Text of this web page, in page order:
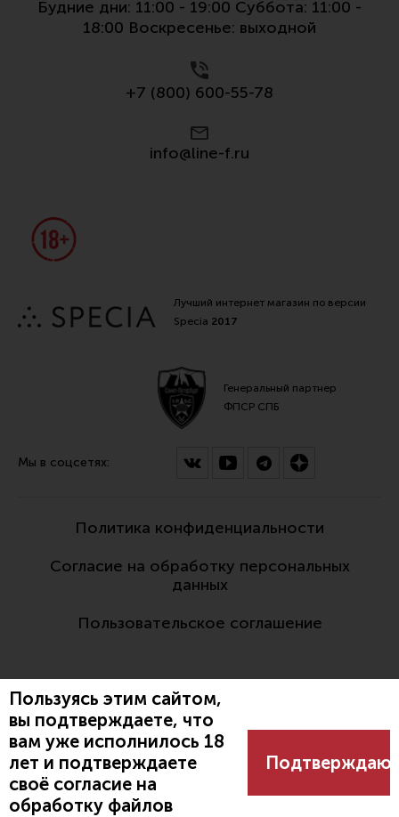
Пользуясь этим сайтом,
вы подтверждаете, что
вам уже исполнилось 18
лет и подтверждаете
своё согласие на
обработку файлов
Подтверждаю
Будние дни: 11:00 - 19:00 Суббота: 11:00 -
18:00 Воскресенье: выходной
+7 (800) 600-55-78
info@line-f.ru
Лучший интернет магазин по версии
Specia 2017
Генеральный партнер
ФПСР СПБ
Мы в соцсетях:
Политика конфиденциальности
Согласие на обработку персональных
данных
Пользовательское соглашение
Разработано: